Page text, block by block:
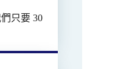
只要 30